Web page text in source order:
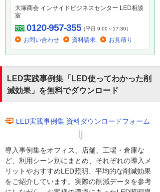
大塚商会 インサイドビジネスセンター LED相談
室
0120-957-355（平日 9:00～17:30）
お問い合わせ 資料請求 お見積り
LED実践事例集「LED使ってわかった削
減効果」を無料でダウンロード
LED実践事例集 資料ダウンロードフォーム
導入事例集をオフィス、店舗、工場・倉庫な
ど、利用シーン別にまとめ、それぞれの導入メ
リットやおすすめLED照明、平均的な削減効果
をご紹介しています。実際の削減データを参考